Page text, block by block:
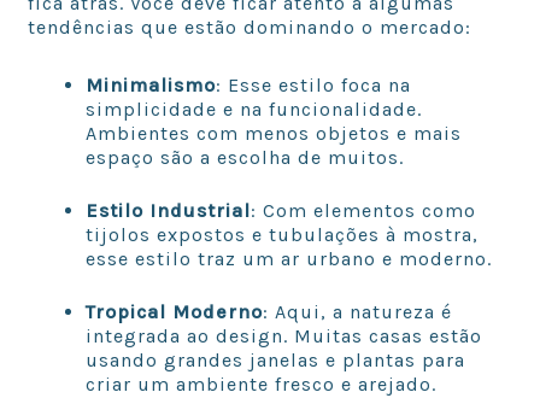
tendências que estão dominando o mercado:
Minimalismo: Esse estilo foca na
simplicidade e na funcionalidade.
Ambientes com menos objetos e mais
espaço são a escolha de muitos.
Estilo Industrial: Com elementos como
tijolos expostos e tubulações à mostra,
esse estilo traz um ar urbano e moderno.
Tropical Moderno: Aqui, a natureza é
integrada ao design. Muitas casas estão
usando grandes janelas e plantas para
criar um ambiente fresco e arejado.